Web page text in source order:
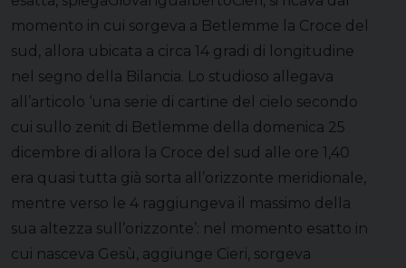
momento in cui sorgeva a Betlemme la Croce del
sud, allora ubicata a circa 14 gradi di longitudine
nel segno della Bilancia. Lo studioso allegava
all’articolo ‘una serie di cartine del cielo secondo
cui sullo zenit di Betlemme della domenica 25
dicembre di allora la Croce del sud alle ore 1,40
era quasi tutta già sorta all’orizzonte meridionale,
mentre verso le 4 raggiungeva il massimo della
sua altezza sull’orizzonte’: nel momento esatto in
cui nasceva Gesù, aggiunge Cieri, sorgeva